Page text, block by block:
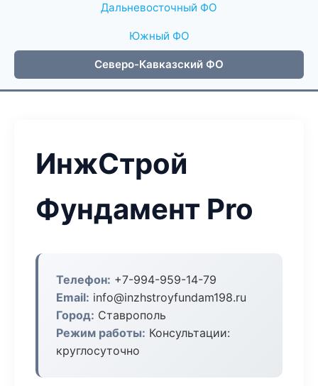
Дальневосточный ФО
Южный ФО
Северо-Кавказский ФО
ИнжСтрой
Фундамент Pro
Телефон: +7-994-959-14-79
Email: info@inzhstroyfundam198.ru
Город: Ставрополь
Режим работы: Консультации:
круглосуточно